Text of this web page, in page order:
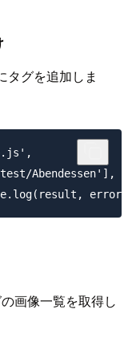
タグを追加しま
Abendessen'],
画像一覧を取得し